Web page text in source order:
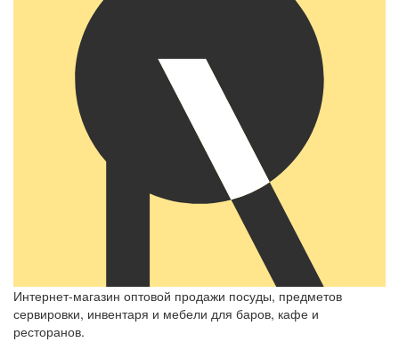
Интернет-магазин оптовой продажи посуды, предметов
сервировки, инвентаря и мебели для баров, кафе и
ресторанов.